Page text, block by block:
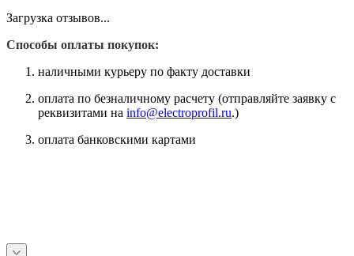
Загрузка отзывов...
Способы оплаты покупок:
наличными курьеру по факту доставки
оплата по безналичному расчету (отправляйте заявку с
реквизитами на info@electroprofil.ru.)
оплата банковскими картами